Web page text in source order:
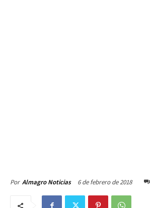
Por Almagro Noticias 6 de febrero de 2018